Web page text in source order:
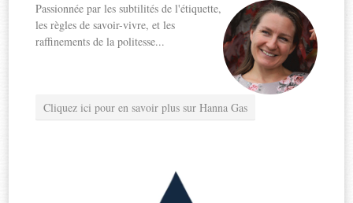
Passionnée par les subtilités de l'étiquette,
les règles de savoir-vivre, et les
raffinements de la politesse...
Cliquez ici pour en savoir plus sur Hanna Gas